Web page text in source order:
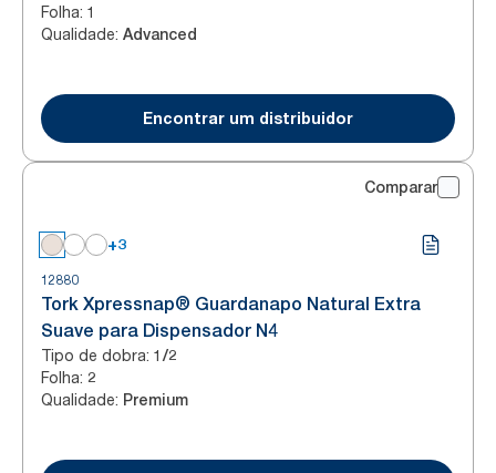
Folha: 1
Qualidade: Advanced
Encontrar um distribuidor
Comparar
+3
12880
Tork Xpressnap® Guardanapo Natural Extra
Suave para Dispensador N4
Tipo de dobra: 1/2
Folha: 2
Qualidade: Premium